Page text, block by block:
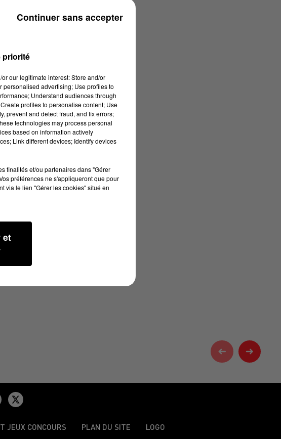
JEUX CONCOURS PLAN DU SITE LOGO
priorité
our legitimate interest: Store and/or
personalised advertising; Use profiles to
Understand audiences through
profiles to personalise content; Use
prevent and detect fraud, and fix errors;
technologies may process personal
based on information actively
Link different devices; Identify devices
finalités et/ou partenaires dans "Gérer
préférences ne s'appliqueront que pour
via le lien "Gérer les cookies" situé en
et
Continuer sans accepter